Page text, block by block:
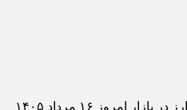
بازار طلا در هفته گذشته نوسانات محدودی را تجربه کرد و قیمت هر گرم طلای ۱۸ عیار در بازه ۱۸۳ تا ۱۸۶ میلیون ریال در رفت‌وآمد بود. همزمان، تازه‌ترین نرخ طلا، سکه و ارز در بازار امروز ۱۶ مرداد ۱۴۰۵